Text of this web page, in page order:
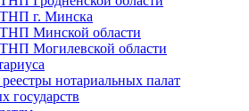
ТНП г. Минска
ТНП Минской области
ТНП Могилевской области
нотариальных палат
государств